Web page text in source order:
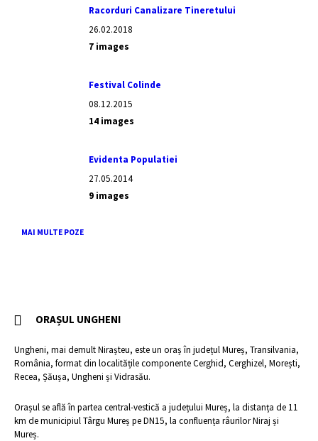
Racorduri Canalizare Tineretului
26.02.2018
7 images
Festival Colinde
08.12.2015
14 images
Evidenta Populatiei
27.05.2014
9 images
MAI MULTE POZE
ORAȘUL UNGHENI
Ungheni, mai demult Nirașteu, este un oraș în județul Mureș, Transilvania,
România, format din localitățile componente Cerghid, Cerghizel, Morești,
Recea, Șăușa, Ungheni și Vidrasău.
Orașul se află în partea central-vestică a județului Mureș, la distanța de 11
km de municipiul Târgu Mureș pe DN15, la confluența râurilor Niraj și
Mureș.